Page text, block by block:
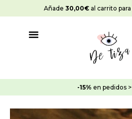
al
Añade 30,00€ al carrito para
-15% en pedidos >
Pack